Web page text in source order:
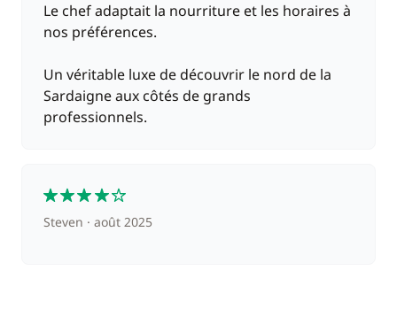
Le chef adaptait la nourriture et les horaires à
nos préférences.
Un véritable luxe de découvrir le nord de la
Sardaigne aux côtés de grands
professionnels.
Steven août 2025